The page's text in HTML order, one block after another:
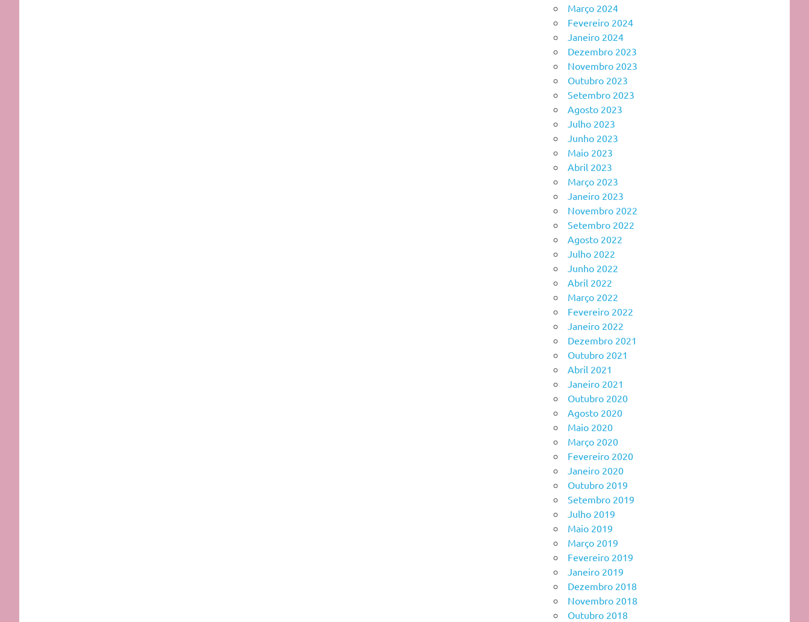
Março 2024
Fevereiro 2024
Janeiro 2024
Dezembro 2023
Novembro 2023
Outubro 2023
Setembro 2023
Agosto 2023
Julho 2023
Junho 2023
Maio 2023
Abril 2023
Março 2023
Janeiro 2023
Novembro 2022
Setembro 2022
Agosto 2022
Julho 2022
Junho 2022
Abril 2022
Março 2022
Fevereiro 2022
Janeiro 2022
Dezembro 2021
Outubro 2021
Abril 2021
Janeiro 2021
Outubro 2020
Agosto 2020
Maio 2020
Março 2020
Fevereiro 2020
Janeiro 2020
Outubro 2019
Setembro 2019
Julho 2019
Maio 2019
Março 2019
Fevereiro 2019
Janeiro 2019
Dezembro 2018
Novembro 2018
Outubro 2018